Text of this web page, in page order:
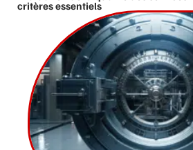
critères essentiels